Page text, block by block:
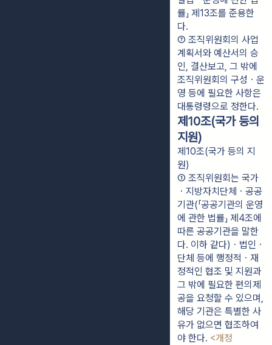
률」 제13조를 준용한
다.
⑦ 조직위원회의 사업
계획서와 예산서의 승
인, 결산보고, 그 밖에
조직위원회의 구성ㆍ운
영 등에 필요한 사항은
대통령령으로 정한다.
제10조(국가 등의
지원)
제10조(국가 등의 지
원)
① 조직위원회는 국가
ㆍ지방자치단체ㆍ공공
기관(「공공기관의 운영
에 관한 법률」 제4조에
따른 공공기관을 말한
다. 이하 같다)ㆍ법인ㆍ
단체 등에 행정적ㆍ재
정적인 협조 및 지원과
그 밖에 필요한 편의제
공을 요청할 수 있으며,
해당 기관은 특별한 사
유가 없으면 협조하여
야 한다. <개정